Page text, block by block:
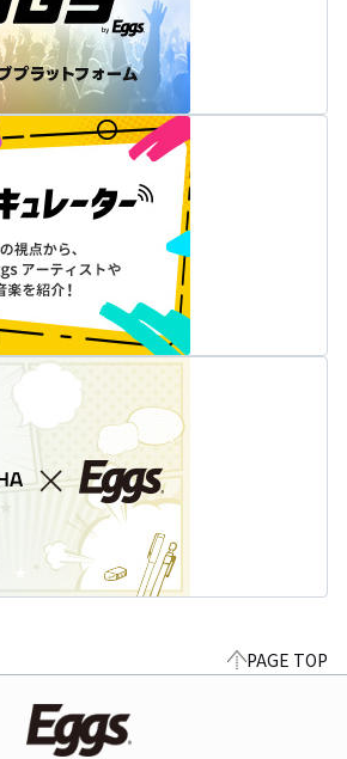
PAGE TOP